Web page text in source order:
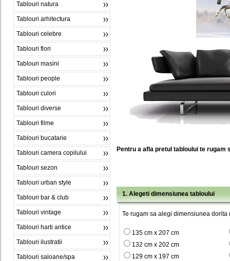
Tablouri natura
Tablouri arhitectura
Tablouri celebre
Tablouri flori
Tablouri masini
Tablouri people
Tablouri culori
Tablouri diverse
Tablouri filme
Tablouri bucatarie
Tablouri camera copilului
Tablouri sezon
Tablouri urban style
Tablouri bar & club
Tablouri vintage
Tablouri harti antice
Tablouri ilustratii
Tablouri saloane/spa
Pentru a afla pretul tabloului te rugam
1. Alegeti dimensiunea tabloului
Te rugam sa alegi dimensiunea dorita
135 cm x 207 cm
132 cm x 202 cm
129 cm x 197 cm